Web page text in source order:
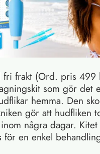
fri frakt (Ord. pris 499
som gör det
hemma. Den
gör att hudfliken
några dagar.
för en enkel